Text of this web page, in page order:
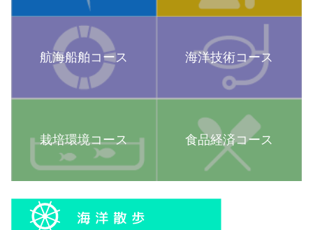
航海船舶コース 海洋技術コース
栽培環境コース 食品経済コース